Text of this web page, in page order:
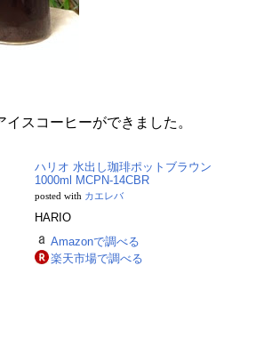
スコーヒーができました。
ハリオ 水出し珈琲ポットブラウン
1000ml MCPN-14CBR
posted with カエレバ
HARIO
Amazonで調べる
楽天市場で調べる